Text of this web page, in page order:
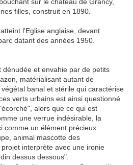
filles, construit en 1890.
l'Eglise anglaise, devant
datant des années 1950.
et envahie par de petits
matérialisant autant de
banal et stérile qui caractérise
verts urbains est ainsi questionné
alors que ce qui est
une verrue indésirable, la
comme un élément précieux.
animal mascotte des
interprète avec une ironie
dessus dessous".